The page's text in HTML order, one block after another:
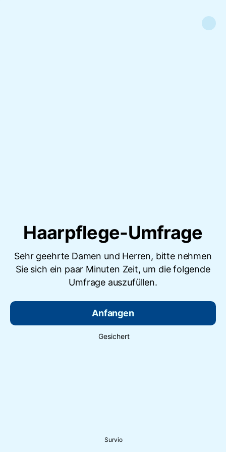
Haarpflege-Umfrage
Sehr geehrte Damen und Herren, bitte nehmen
Sie sich ein paar Minuten Zeit, um die folgende
Umfrage auszufüllen.
Anfangen
Gesichert
Survio